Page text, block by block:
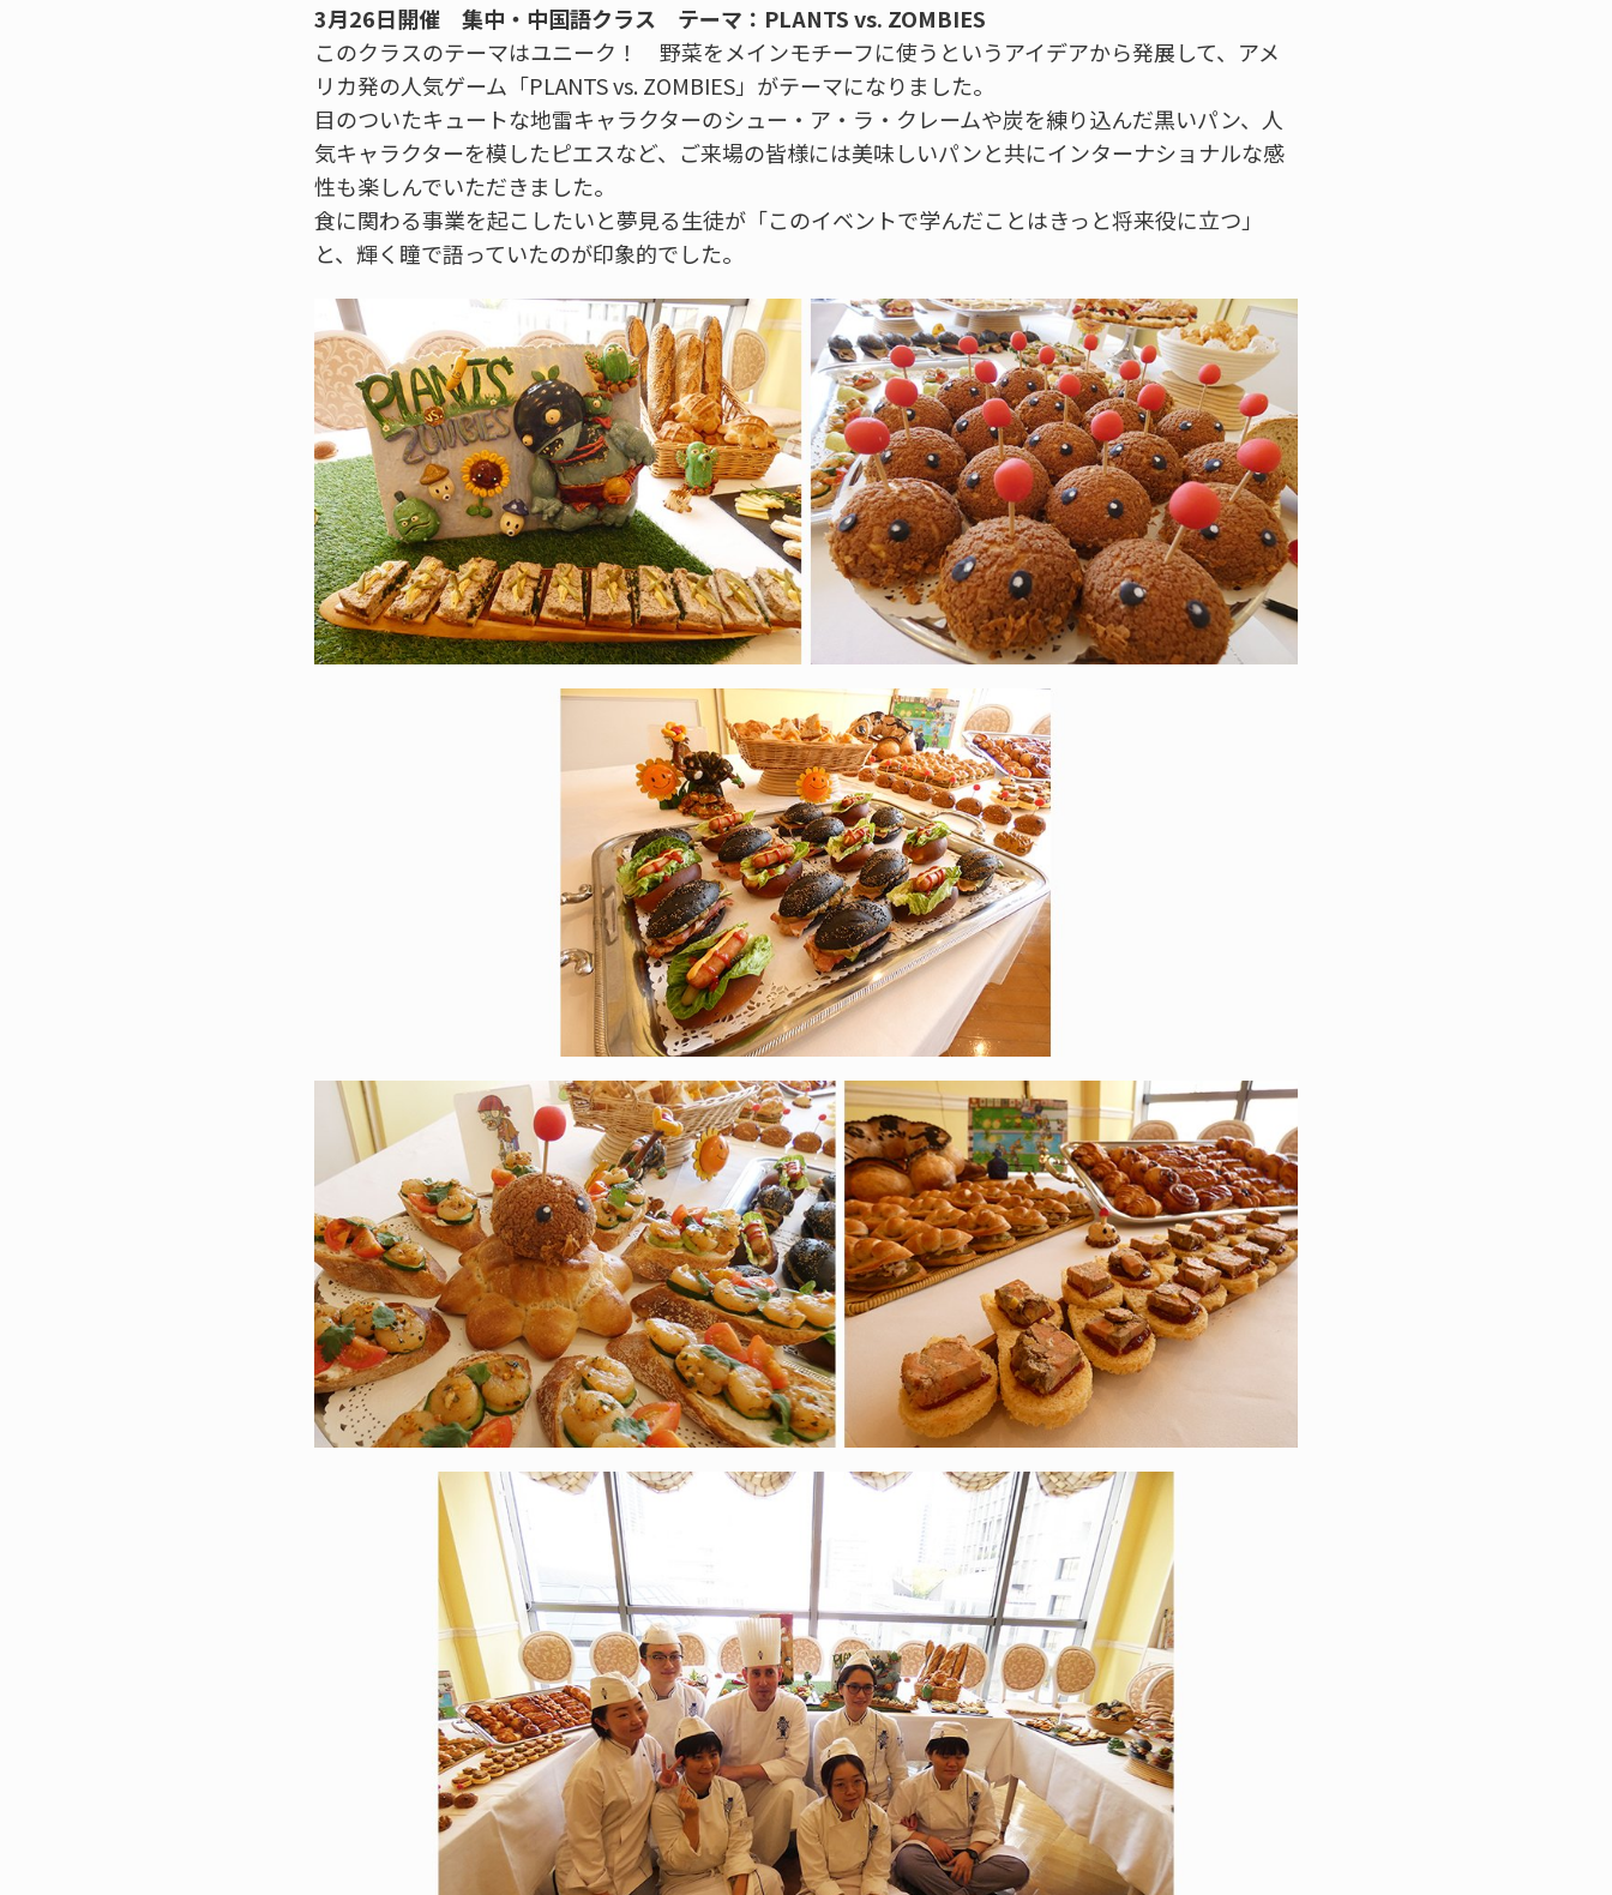
3月26日開催 集中・中国語クラス テーマ：PLANTS vs. ZOMBIES
このクラスのテーマはユニーク！ 野菜をメインモチーフに使うというアイデアから発展して、アメ
リカ発の人気ゲーム「PLANTS vs. ZOMBIES」がテーマになりました。
目のついたキュートな地雷キャラクターのシュー・ア・ラ・クレームや炭を練り込んだ黒いパン、人
気キャラクターを模したピエスなど、ご来場の皆様には美味しいパンと共にインターナショナルな感
性も楽しんでいただきました。
食に関わる事業を起こしたいと夢見る生徒が「このイベントで学んだことはきっと将来役に立つ」
と、輝く瞳で語っていたのが印象的でした。